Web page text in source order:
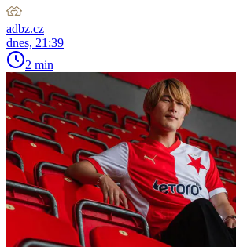
adbz.cz
dnes, 21:39
2 min